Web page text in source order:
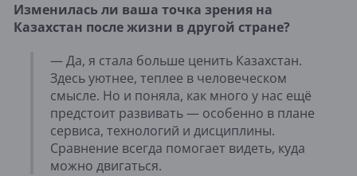
Изменилась ли ваша точка зрения на
Казахстан после жизни в другой стране?
— Да, я стала больше ценить Казахстан.
Здесь уютнее, теплее в человеческом
смысле. Но и поняла, как много у нас ещё
предстоит развивать — особенно в плане
сервиса, технологий и дисциплины.
Сравнение всегда помогает видеть, куда
можно двигаться.